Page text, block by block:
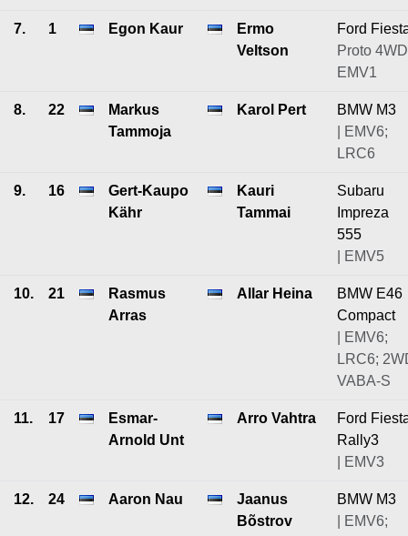
7. 1 Egon Kaur
Ermo
Veltson
Ford
Proto
EMV1
8. 22
Markus
Tammoja
Karol Pert
BMW M3
| EMV6;
LRC6
9. 16
Gert-Kaupo
Kähr
Kauri
Tammai
Subaru
Impreza
555
| EMV5
10. 21
Rasmus
Arras
Allar Heina
BMW E46
Compact
| EMV6;
LRC6;
VABA-S
11. 17
Esmar-
Arnold Unt
Arro Vahtra
Ford
Rally3
| EMV3
12. 24 Aaron Nau
Jaanus
Bõstrov
BMW M3
| EMV6;